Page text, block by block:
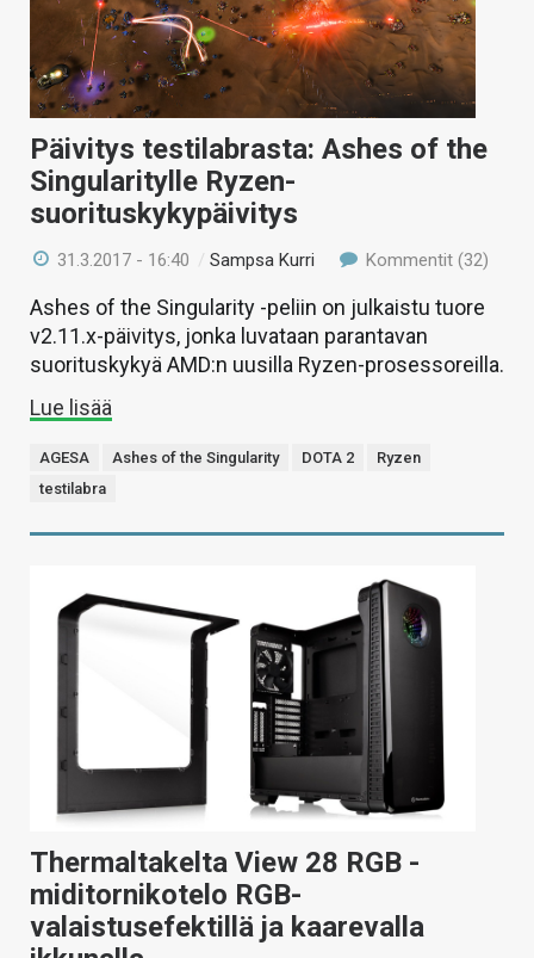
Päivitys testilabrasta: Ashes of the
Singularitylle Ryzen-
suorituskykypäivitys
31.3.2017 - 16:40 /Sampsa Kurri Kommentit (32)
Ashes of the Singularity -peliin on julkaistu tuore
v2.11.x-päivitys, jonka luvataan parantavan
suorituskykyä AMD:n uusilla Ryzen-prosessoreilla.
Lue lisää
AGESA Ashes of the Singularity DOTA 2
Ryzen
testilabra
Thermaltakelta View 28 RGB -
miditornikotelo RGB-
valaistusefektillä ja kaarevalla